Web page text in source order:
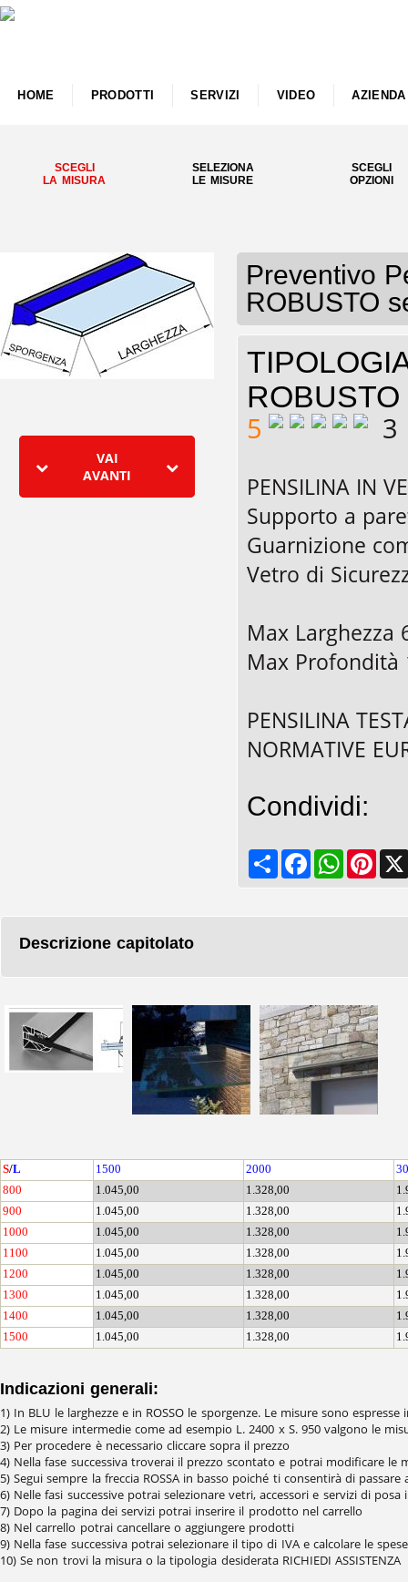
HOME PRODOTTI SERVIZI VIDEO AZIENDA
SCEGLI
LA MISURA
SELEZIONA
LE MISURE
SCEGLI
OPZIONI
VAI
AVANTI
Preventivo
ROBUSTO
5 3
PENSILINA IN
Supporto a
Guarnizione
Vetro di
Max Larghezza
Max Profondità
PENSILINA
NORMATIVE
Condividi:
Share FacebookWhatsApp
Descrizione capitolato
S/L 1500 2000
800
1.045,00 1.328,00
900
1.045,00 1.328,00
1000
1.045,00 1.328,00
1100
1.045,00 1.328,00
1200
1.045,00 1.328,00
1300
1.045,00 1.328,00
1400
1.045,00 1.328,00
1500
1.045,00 1.328,00
Indicazioni generali:
1) In BLU le larghezze e in ROSSO le sporgenze. Le misure sono espresse
2) Le misure intermedie come ad esempio L. 2400 x S. 950 valgono le
3) Per procedere è necessario cliccare sopra il prezzo
4) Nella fase successiva troverai il prezzo scontato e potrai modificare le
5) Segui sempre la freccia ROSSA in basso poiché ti consentirà di passare
6) Nelle fasi successive potrai selezionare vetri, accessori e servizi di posa
7) Dopo la pagina dei servizi potrai inserire il prodotto nel carrello
8) Nel carrello potrai cancellare o aggiungere prodotti
9) Nella fase successiva potrai selezionare il tipo di IVA e calcolare le
10) Se non trovi la misura o la tipologia desiderata RICHIEDI ASSISTENZA